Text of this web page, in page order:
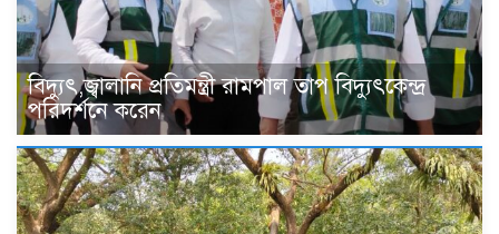
বিদ্যুৎ,জ্বালানি প্রতিমন্ত্রী রামপাল তাপ বিদ্যুৎকেন্দ্র
পরিদর্শনে করেন